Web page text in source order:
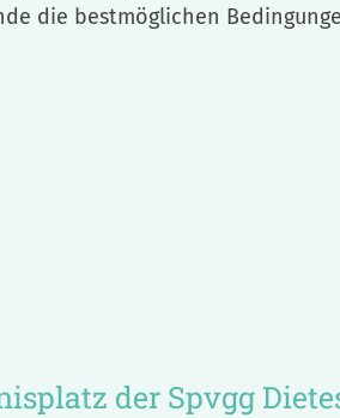
die bestmöglichen
der Spvgg